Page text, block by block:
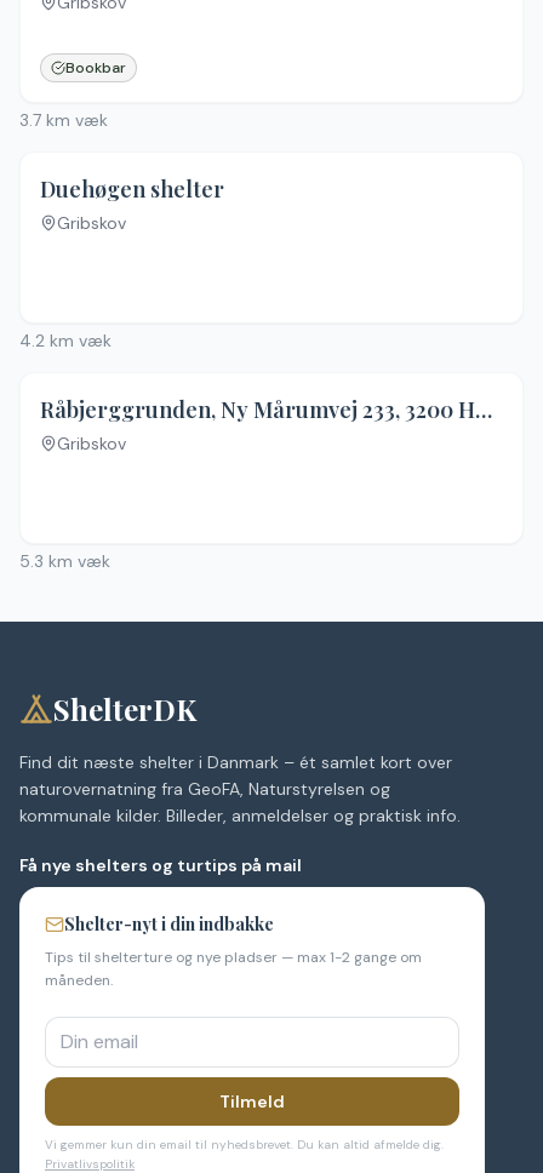
Bookbar
3.7 km væk
Duehøgen shelter
Gribskov
4.2 km væk
4.7Råbjerggrunden, Ny Mårumvej 233, 3200 Helsinge
Gribskov
5.3 km væk
ShelterDK
Find dit næste shelter i Danmark – ét samlet kort over
naturovernatning fra GeoFA, Naturstyrelsen og
kommunale kilder. Billeder, anmeldelser og praktisk info.
Få nye shelters og turtips på mail
Shelter-nyt i din indbakke
Tips til shelterture og nye pladser — max 1-2 gange om
måneden.
Tilmeld
Vi gemmer kun din email til nyhedsbrevet. Du kan altid afmelde dig.
Privatlivspolitik